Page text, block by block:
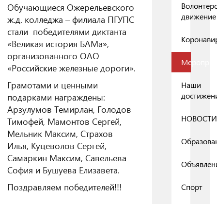
Обучающиеся Ожерельевского
ж.д. колледжа – филиала ПГУПС
стали победителями диктанта
«Великая история БАМа»,
организованного ОАО
«Российские железные дороги».
Грамотами и ценными
подарками награждены:
Арзулумов Темирлан, Голодов
Тимофей, Мамонтов Сергей,
Мельник Максим, Страхов
Илья, Куцеволов Сергей,
Самаркин Максим, Савельева
София и Бушуева Елизавета.
Поздравляем победителей!!!
движение
Наши
НОВОСТИ
Спорт